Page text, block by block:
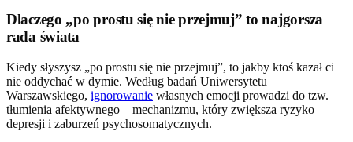
Dlaczego „po prostu się nie przejmuj” to najgorsza
rada świata
Kiedy słyszysz „po prostu się nie przejmuj”, to jakby ktoś kazał ci
nie oddychać w dymie. Według badań Uniwersytetu
Warszawskiego, ignorowanie własnych emocji prowadzi do tzw.
tłumienia afektywnego – mechanizmu, który zwiększa ryzyko
depresji i zaburzeń psychosomatycznych.